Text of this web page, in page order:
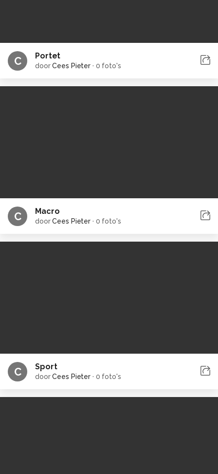
C Portet
doorCees Pieter · 0 foto's
C Macro
doorCees Pieter · 0 foto's
C Sport
doorCees Pieter · 0 foto's